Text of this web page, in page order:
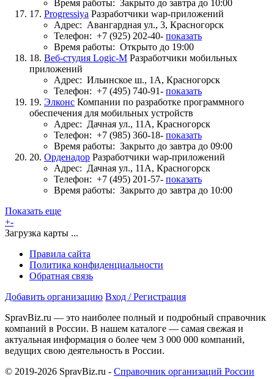
Время работы: Закрыто до завтра до 10:00
17. Progressiya Разработчики wap-приложений
Адрес: Авангардная ул., 3, Красногорск
Телефон: +7 (925) 202-40- показать
Время работы: Открыто до 19:00
18. Веб-студия Logic-M Разработчики мобильных
приложений
Адрес: Ильинское ш., 1А, Красногорск
Телефон: +7 (495) 740-91- показать
19. Элконс Компании по разработке программного
обеспечения для мобильных устройств
Адрес: Дачная ул., 11А, Красногорск
Телефон: +7 (985) 360-18- показать
Время работы: Закрыто до завтра до 09:00
20. Орденадор Разработчики wap-приложений
Адрес: Дачная ул., 11А, Красногорск
Телефон: +7 (495) 201-57- показать
Время работы: Закрыто до завтра до 10:00
Показать еще
+-
Загрузка карты ...
Правила сайта
Политика конфиденциальности
Обратная связь
Добавить организацию Вход / Регистрация
SpravBiz.ru — это наиболее полный и подробный справочник
компаний в России. В нашем каталоге — самая свежая и
актуальная информация о более чем 3 000 000 компаний,
ведущих свою деятельность в России.
© 2019-2026 SpravBiz.ru - Справочник организаций России